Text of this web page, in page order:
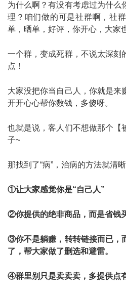
为什么啊？有没有考虑过为什么
理？咱们做的可是社群啊，社
单，晒单，好评，你开心，大家
一个群，变成死群，不说太深刻
点！
大家没把你当自己人，你就是来
开开心心帮你数钱，多傻呀。
也就是说，客人们不想做那个【
子~
那找到了“病”，治病的方法就清晰
①让大家感觉你是“自己人”
②你提供的绝非商品，而是省钱
③你不是躺赚，转转链接而已，
了，帮大家做了删选和避雷。
④群里别只是卖卖卖，多提供点